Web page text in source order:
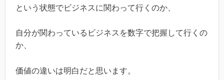
という状態でビジネスに関わって行くのか、
自分が関わっているビジネスを数字で把握して行くの
か、
価値の違いは明白だと思います。